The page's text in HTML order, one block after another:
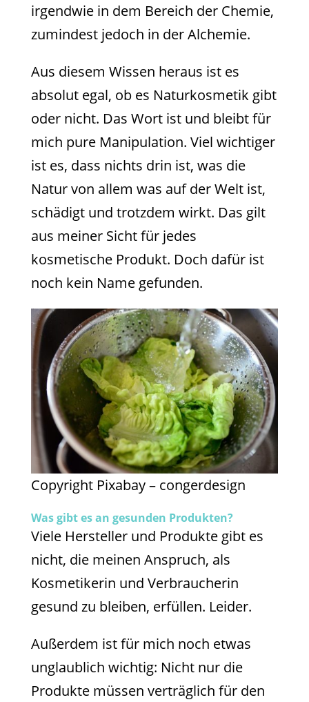
irgendwie in dem Bereich der Chemie,
zumindest jedoch in der Alchemie.
Aus diesem Wissen heraus ist es
absolut egal, ob es Naturkosmetik gibt
oder nicht. Das Wort ist und bleibt für
mich pure Manipulation. Viel wichtiger
ist es, dass nichts drin ist, was die
Natur von allem was auf der Welt ist,
schädigt und trotzdem wirkt. Das gilt
aus meiner Sicht für jedes
kosmetische Produkt. Doch dafür ist
noch kein Name gefunden.
Copyright Pixabay – congerdesign
Was gibt es an gesunden Produkten?
Viele Hersteller und Produkte gibt es
nicht, die meinen Anspruch, als
Kosmetikerin und Verbraucherin
gesund zu bleiben, erfüllen. Leider.
Außerdem ist für mich noch etwas
unglaublich wichtig: Nicht nur die
Produkte müssen verträglich für den